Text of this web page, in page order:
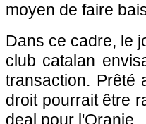
moyen de faire
Dans ce cadre, le
club catalan
transaction. Prêté
droit pourrait être
deal pour l'Oranje.